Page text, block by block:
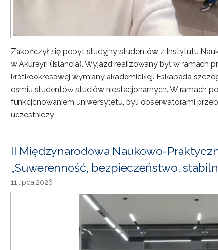
Zakończył się pobyt studyjny studentów z Instytutu
w Akureyri (Islandia). Wyjazd realizowany był w ramach
krótkookresowej wymiany akademickiej. Eskapada
ośmiu studentów studiów niestacjonarnych. W ramach
funkcjonowaniem uniwersytetu, byli obserwatorami
uczestniczy
II Międzynarodowa Naukowo-
„Suwerenność, bezpieczeństwo,
11 lipca 2026